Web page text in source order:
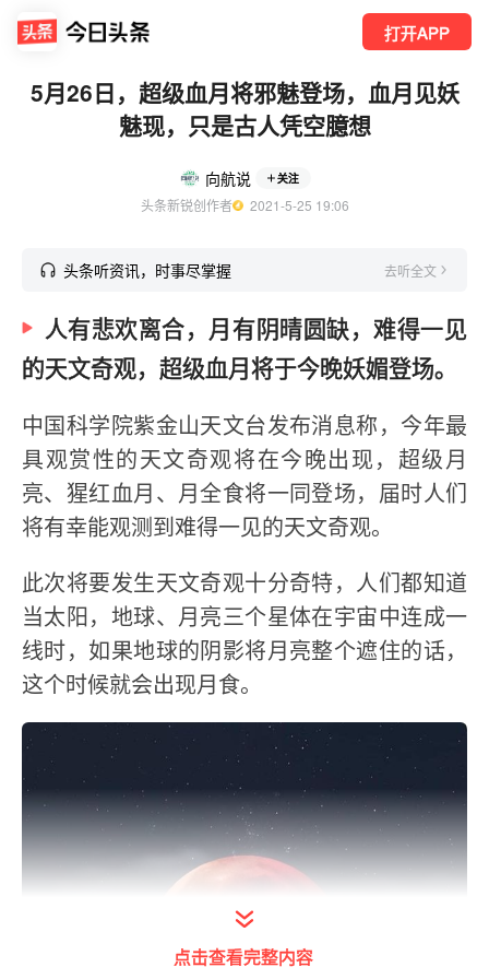
打开APP
5月26日，超级血月将邪魅登场，血月见妖
魅现，只是古人凭空臆想
向航说 关注
头条新锐创作者
  2021-5-25 19:06
头条听资讯，时事尽掌握 去听全文
人有悲欢离合，月有阴晴圆缺，难得一见
的天文奇观，超级血月将于今晚妖媚登场。
中国科学院紫金山天文台发布消息称，今年最
具观赏性的天文奇观将在今晚出现，超级月
亮、猩红血月、月全食将一同登场，届时人们
将有幸能观测到难得一见的天文奇观。
此次将要发生天文奇观十分奇特，人们都知道
当太阳，地球、月亮三个星体在宇宙中连成一
线时，如果地球的阴影将月亮整个遮住的话，
这个时候就会出现月食。
点击查看完整内容